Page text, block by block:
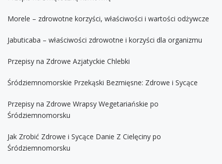
Morele – zdrowotne korzyści, właściwości i wartości odżywcze
Jabuticaba – właściwości zdrowotne i korzyści dla organizmu
Przepisy na Zdrowe Azjatyckie Chlebki
Śródziemnomorskie Przekąski Bezmięsne: Zdrowe i Sycące
Przepisy na Zdrowe Wrapsy Wegetariańskie po
Śródziemnomorsku
Jak Zrobić Zdrowe i Sycące Danie Z Cielęciny po
Śródziemnomorsku